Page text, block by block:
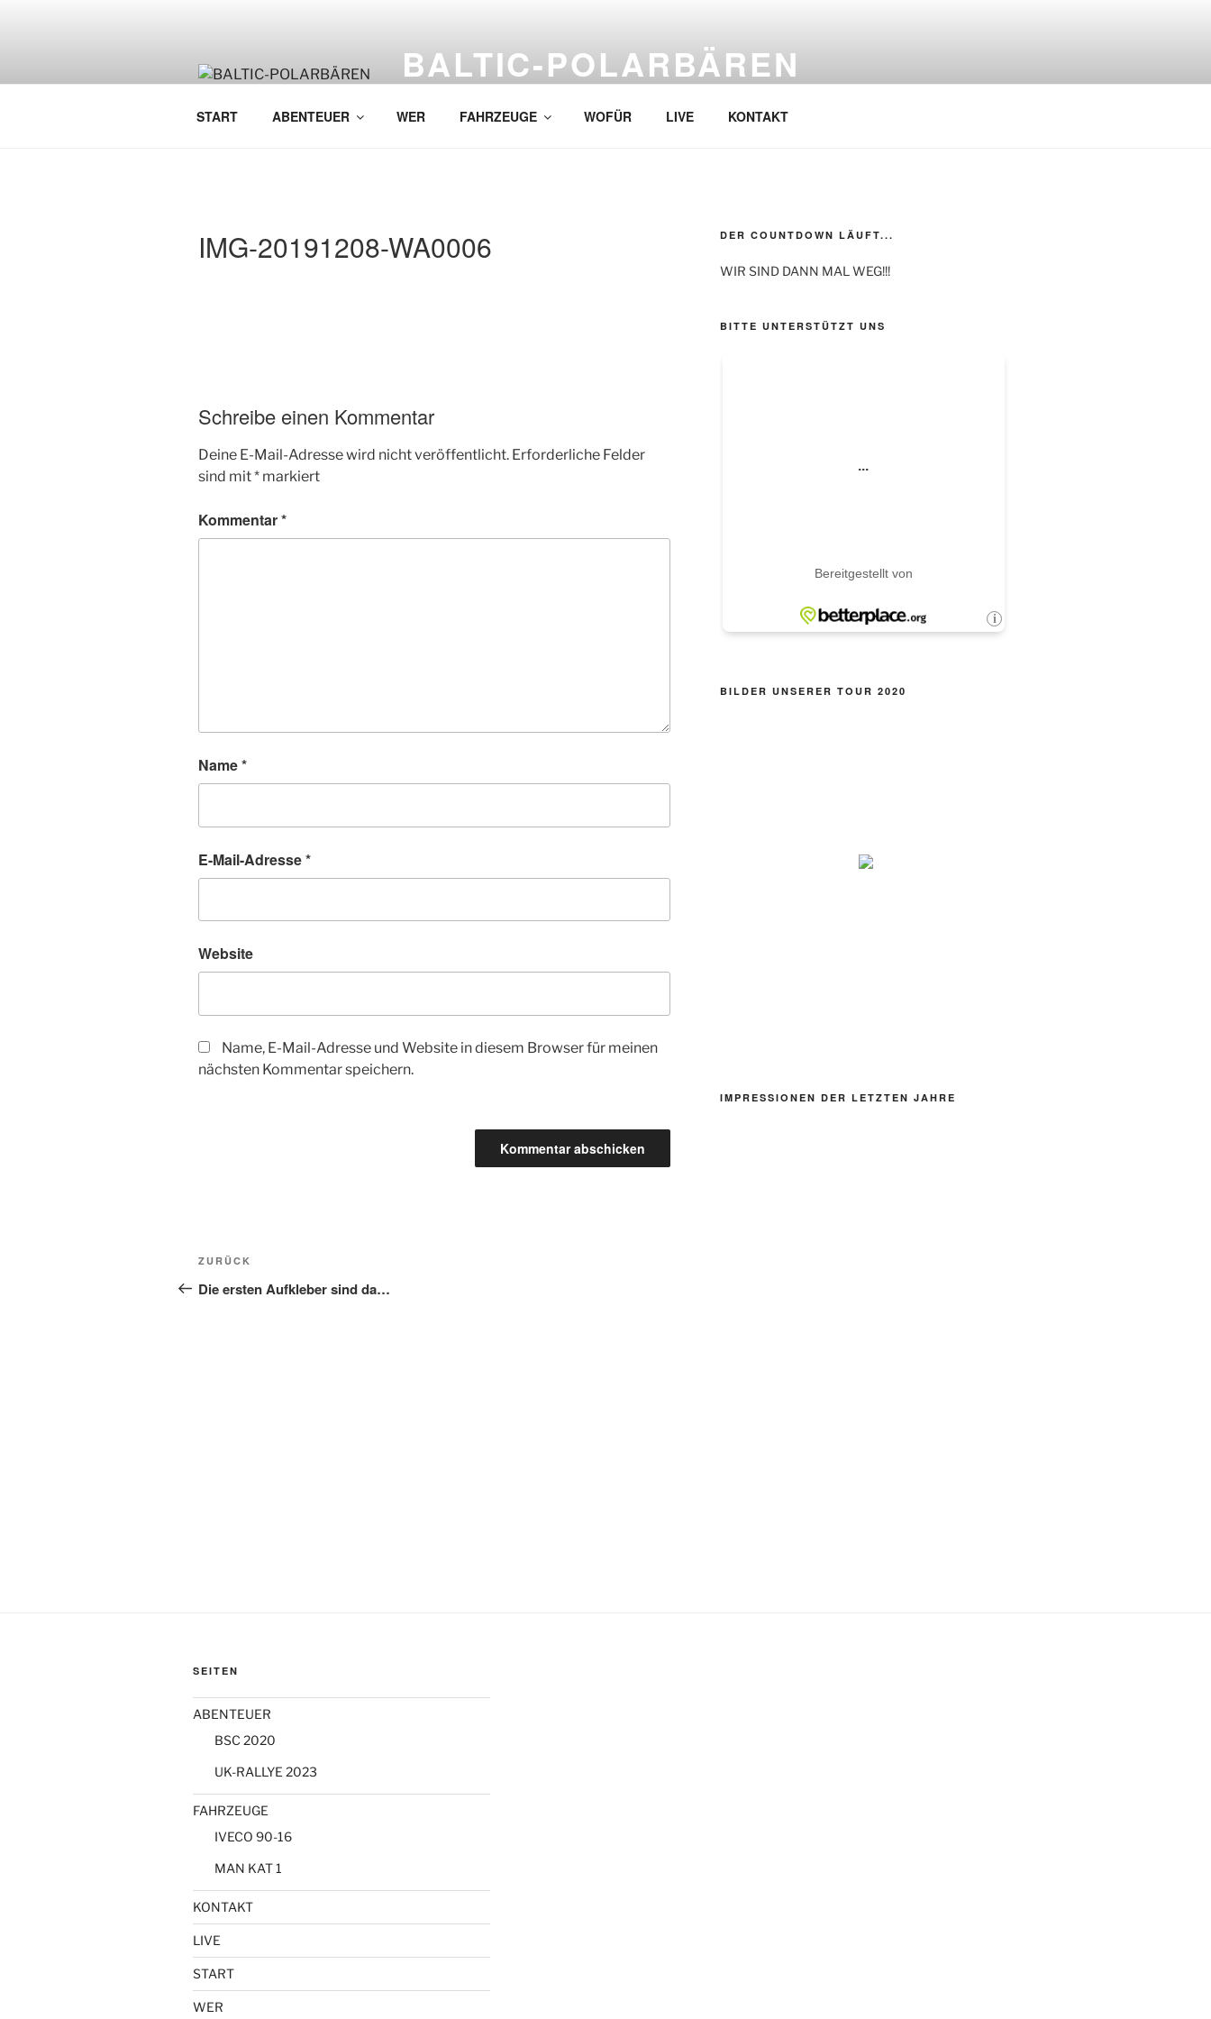
BALTIC-POLARBÄREN
START ABENTEUER WER FAHRZEUGE WOFÜR LIVE KONTAKT
IMG-20191208-WA0006
Schreibe einen Kommentar
Deine E-Mail-Adresse wird nicht veröffentlicht. Erforderliche Felder
sind mit* markiert
Kommentar*
Name*
E-Mail-Adresse*
Website
Name, E-Mail-Adresse und Website in diesem Browser für meinen
nächsten Kommentar speichern.
Beitragsnavigation
Vorheriger
Beitrag
ZURÜCK
Die ersten Aufkleber sind da…
DER COUNTDOWN LÄUFT...
WIR SIND DANN MAL WEG!!!
BITTE UNTERSTÜTZT UNS
BILDER UNSERER TOUR 2020
IMPRESSIONEN DER LETZTEN JAHRE
SEITEN
ABENTEUER
BSC 2020
UK-RALLYE 2023
FAHRZEUGE
IVECO 90-16
MAN KAT 1
KONTAKT
LIVE
START
WER